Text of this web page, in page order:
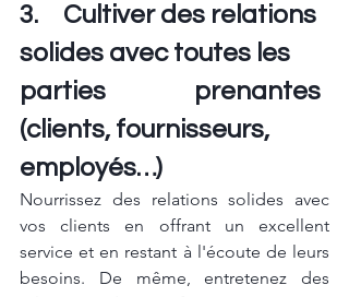
3.	Cultiver des relations
solides avec toutes les
parties 		prenantes
(clients, fournisseurs,
employés…)
Nourrissez des relations solides avec
vos clients en offrant un excellent
service et en restant à l'écoute de leurs
besoins. De même, entretenez des